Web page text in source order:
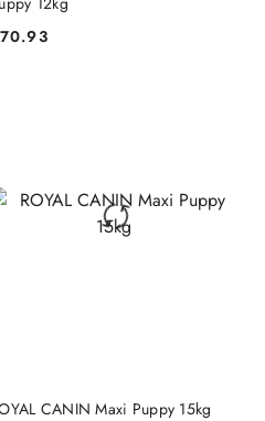
CANIN Maxi Puppy 15kg
DO KOSZYKA